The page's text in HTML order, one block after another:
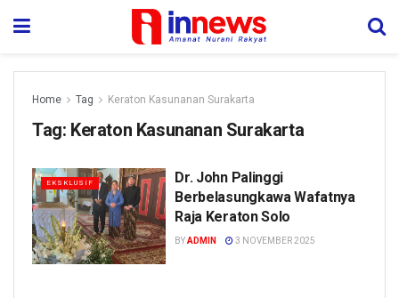
Home Tag Keraton Kasunanan Surakarta
Tag: Keraton Kasunanan Surakarta
EKSKLUSIF
Dr. John Palinggi
Berbelasungkawa Wafatnya
Raja Keraton Solo
BY ADMIN 3 NOVEMBER 2025